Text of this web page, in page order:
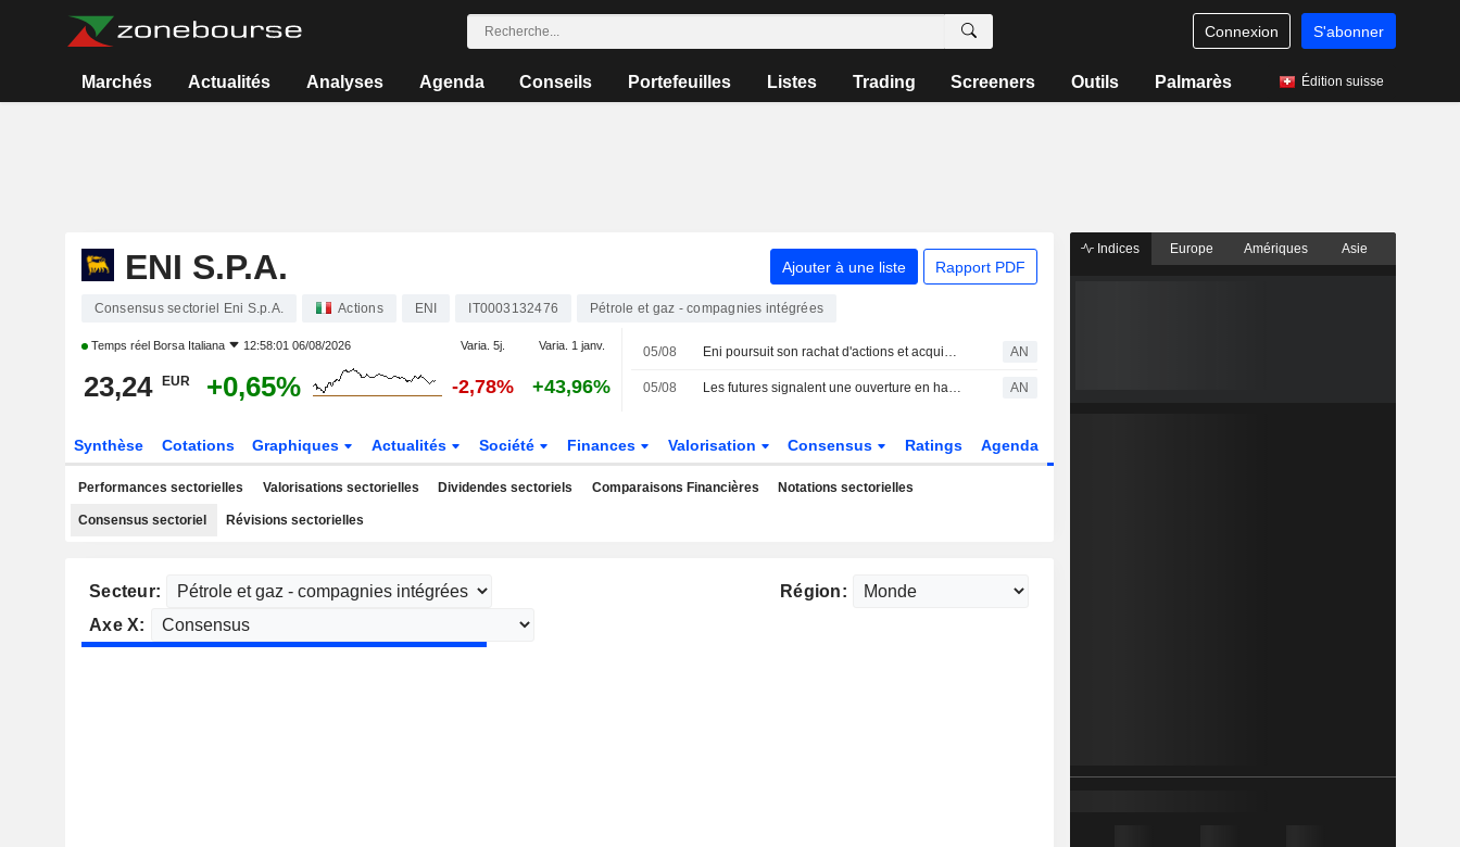
Connexion S'abonner
Marchés Actualités Analyses Agenda Conseils Portefeuilles Listes Trading Screeners Outils Palmarès Édition suisse
ENI S.P.A. Ajouter à une liste Rapport PDF
Consensus sectoriel Eni S.p.A. Actions ENI IT0003132476 Pétrole et gaz - compagnies intégrées
Temps réel Borsa Italiana 12:58:01 06/08/2026 Varia. 5j. Varia. 1 janv.
23,24 EUR +0,65% -2,78% +43,96%
05/08 Eni poursuit son rachat d'actions et acquiert des titres pour 115 millions d'euros AN
05/08 Les futures signalent une ouverture en hausse pour les places boursières européennes AN
Synthèse Cotations Graphiques Actualités Société Finances Valorisation Consensus Ratings Agenda
Performances sectorielles Valorisations sectorielles Dividendes sectoriels Comparaisons Financières Notations sectorielles
Consensus sectoriel Révisions sectorielles
Secteur:
Région:
Axe X:
Indices Europe Amériques Asie